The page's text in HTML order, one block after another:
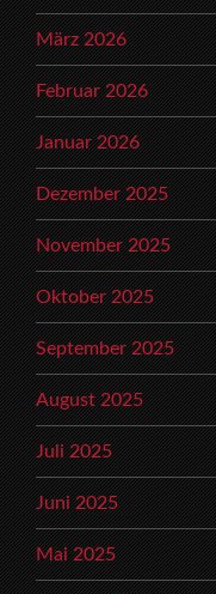
März 2026
Februar 2026
Januar 2026
Dezember 2025
November 2025
Oktober 2025
September 2025
August 2025
Juli 2025
Juni 2025
Mai 2025